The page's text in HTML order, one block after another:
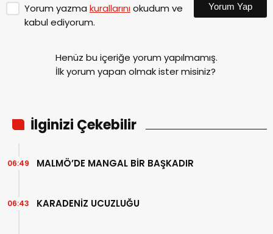
Yorum yazma kurallarınıokudum ve
kabul ediyorum.
Yorum Yap
Henüz bu içeriğe yorum yapılmamış.
İlk yorum yapan olmak ister misiniz?
İlginizi Çekebilir
MALMÖ’DE MANGAL BİR BAŞKADIR
06:49
KARADENİZ UCUZLUĞU
06:43